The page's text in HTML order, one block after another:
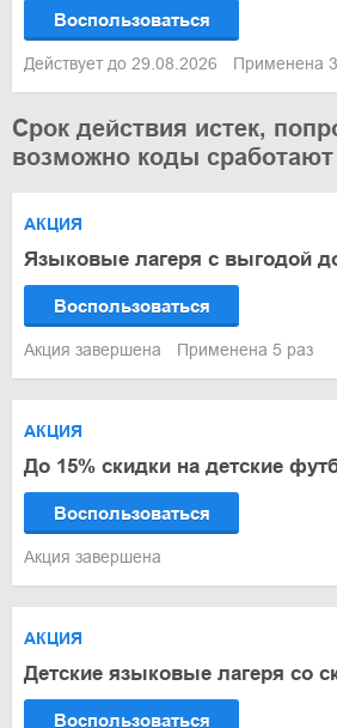
Воспользоваться
Действует до 29.08.2026 Применена
Срок действия истек,
возможно коды сработают
АКЦИЯ
Языковые лагеря с выгодой
Воспользоваться
Акция завершена Применена 5 раз
АКЦИЯ
До 15% скидки на детские
Воспользоваться
Акция завершена
АКЦИЯ
Детские языковые лагеря со
Воспользоваться